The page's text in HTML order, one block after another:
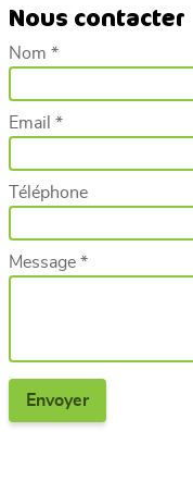
Nous contacter
Nom *
Email *
Téléphone
Message *